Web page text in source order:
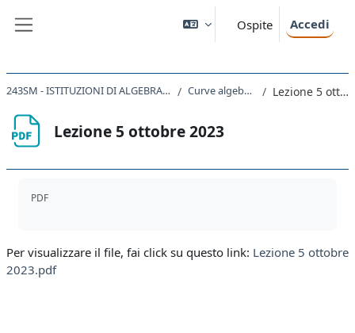
Ospite Accedi
243SM - ISTITUZIONI DI ALGEBRA E GEOMETRIA 2023 Curve algebriche piane Lezione 5 ottobre 2023
Lezione 5 ottobre 2023
PDF
Per visualizzare il file, fai click su questo link: Lezione 5 ottobre
2023.pdf